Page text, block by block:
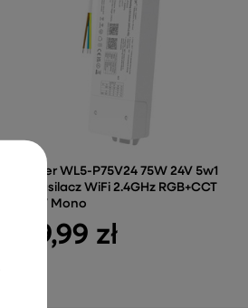
MiBoxer WL5-P75V24 75W 24V 5w1
LED zasilacz WiFi 2.4GHz RGB+CCT
RGBW Mono
189,99 zł